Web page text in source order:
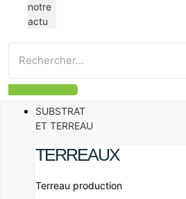
notre
actu
SUBSTRAT
ET TERREAU
TERREAUX
Terreau production